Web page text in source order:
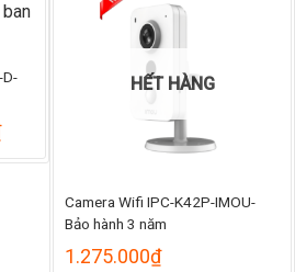
HẾT HÀNG
Camera Wifi IPC-K42P-IMOU-
Bảo hành 3 năm
1.275.000₫
D-
Khoảng
từ
778.000₫